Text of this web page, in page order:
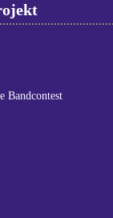
Bandcontest